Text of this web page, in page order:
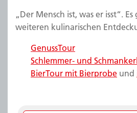
„Der Mensch ist, was er isst“.
weiteren kulinarischen
GenussTour
Schlemmer- und
BierTour mit Bierprobe und